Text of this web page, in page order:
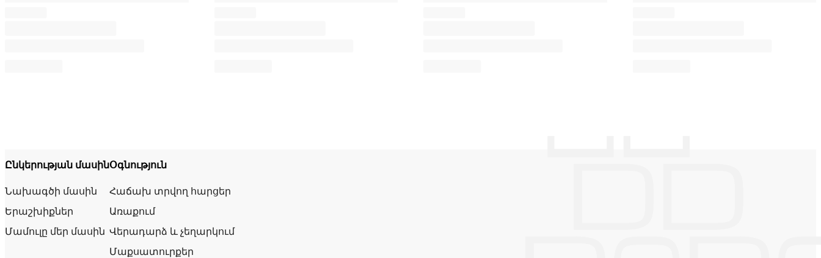
Ընկերության մասին
Նախագծի մասին
Երաշխիքներ
Մամուլը մեր մասին
Օգնություն
Հաճախ տրվող հարցեր
Առաքում
Վերադարձ և չեղարկում
Մաքսատուրքեր